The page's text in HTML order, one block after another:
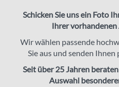
Schicken Sie uns ein Foto
Ihrer
Wir wählen passende
Sie aus und senden
Seit über 25 Jahren
Auswahl